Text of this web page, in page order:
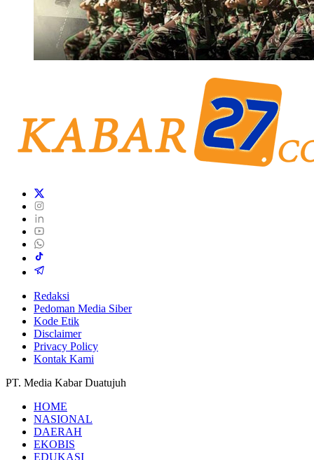
Redaksi
Pedoman Media Siber
Kode Etik
Disclaimer
Privacy Policy
Kontak Kami
PT. Media Kabar Duatujuh
HOME
NASIONAL
DAERAH
EKOBIS
EDUKASI